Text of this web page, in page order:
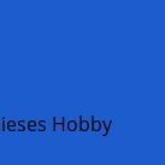
Hobby